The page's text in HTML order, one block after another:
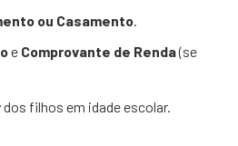
ou Casamento.
e Comprovante de Renda(se
dos filhos em idade escolar.